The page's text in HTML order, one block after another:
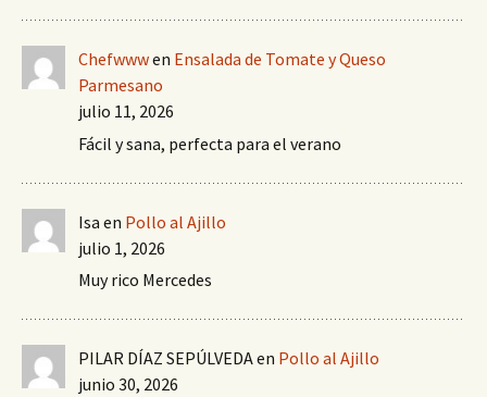
Chefwwwen Ensalada de Tomate y Queso
Parmesano
julio 11, 2026
Fácil y sana, perfecta para el verano
Isa en Pollo al Ajillo
julio 1, 2026
Muy rico Mercedes
PILAR DÍAZ SEPÚLVEDAen Pollo al Ajillo
junio 30, 2026